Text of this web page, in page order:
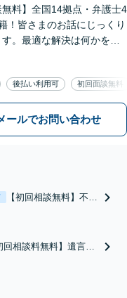
無料】全国14拠点・弁護士4
！皆さまのお話にじっくり
。最適な解決は何かを常
【夜間・休日対応】
後払い利用可 初回面談無料
ールでお問い合わせ
【初回相談無料】不倫
がモットー。年間1000
回相談料無料】遺言者